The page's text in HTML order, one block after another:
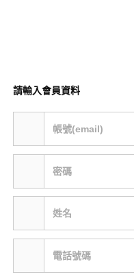
請輸入會員資料
帳號(email)
密碼
姓名
電話號碼